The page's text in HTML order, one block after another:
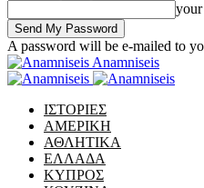
your
A password will be e-mailed to
Anamniseis
ΙΣΤΟΡΙΕΣ
ΑΜΕΡΙΚΗ
ΑΘΛΗΤΙΚΑ
ΕΛΛΑΔΑ
ΚΥΠΡΟΣ